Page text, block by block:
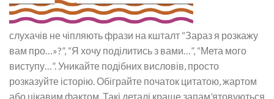
слухачів не чіпляють фрази на кшталт “Зараз я розкажу
вам про…»?”, “Я хочу поділитись з вами…”, “Мета мого
виступу…”. Уникайте подібних висловів, просто
розказуйте історію. Обіграйте початок цитатою, жартом
або цікавим фактом. Такі деталі краще запам’ятовуються